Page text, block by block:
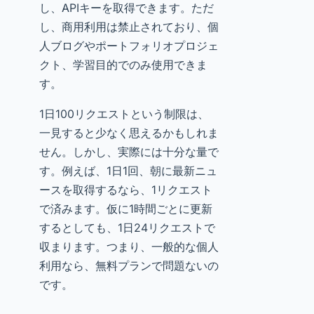
し、APIキーを取得できます。ただ
し、商用利用は禁止されており、個
人ブログやポートフォリオプロジェ
クト、学習目的でのみ使用できま
す。
1日100リクエストという制限は、
一見すると少なく思えるかもしれま
せん。しかし、実際には十分な量で
す。例えば、1日1回、朝に最新ニュ
ースを取得するなら、1リクエスト
で済みます。仮に1時間ごとに更新
するとしても、1日24リクエストで
収まります。つまり、一般的な個人
利用なら、無料プランで問題ないの
です。